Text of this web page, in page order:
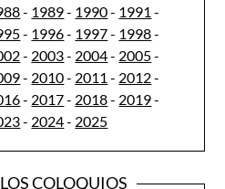
- 1989- 1990- 1991 -
- 1996- 1997- 1998-
- 2003- 2004- 2005-
- 2010- 2011 - 2012-
- 2017- 2018- 2019-
- 2024- 2025
COLOQUIOS